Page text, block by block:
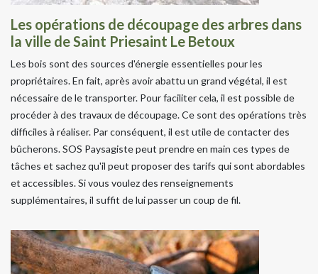
Les opérations de découpage des arbres dans
la ville de Saint Priesaint Le Betoux
Les bois sont des sources d'énergie essentielles pour les
propriétaires. En fait, après avoir abattu un grand végétal, il est
nécessaire de le transporter. Pour faciliter cela, il est possible de
procéder à des travaux de découpage. Ce sont des opérations très
difficiles à réaliser. Par conséquent, il est utile de contacter des
bûcherons. SOS Paysagiste peut prendre en main ces types de
tâches et sachez qu'il peut proposer des tarifs qui sont abordables
et accessibles. Si vous voulez des renseignements
supplémentaires, il suffit de lui passer un coup de fil.